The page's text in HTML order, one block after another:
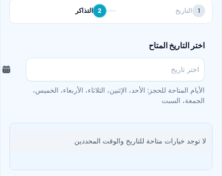
1 التاريخ 2 التذاكر
اختر التاريخ المتاح
الأيام المتاحة للحجز: الأحد، الإثنين، الثلاثاء، الأربعاء، الخميس،
الجمعة، السبت
لا توجد خيارات متاحة للتاريخ والوقت المحددين